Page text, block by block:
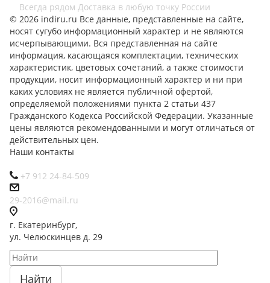
Всегда рядом Доставка в любую точку России
© 2026 indiru.ru Все данные, представленные на сайте,
носят сугубо информационный характер и не являются
исчерпывающими. Вся представленная на сайте
информация, касающаяся комплектации, технических
характеристик, цветовых сочетаний, а также стоимости
продукции, носит информационный характер и ни при
каких условиях не является публичной офертой,
определяемой положениями пункта 2 статьи 437
Гражданского Кодекса Российской Федерации. Указанные
цены являются рекомендованными и могут отличаться от
действительных цен.
Наши контакты
+7 912 24-84-509
29-2016@mail.ru
г. Екатеринбург,
ул. Челюскинцев д. 29
Найти